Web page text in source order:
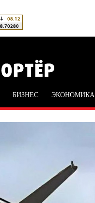
БИЗНЕС ЭКОНОМИКА